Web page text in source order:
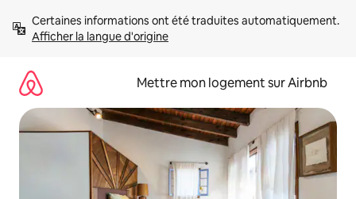
directement
Afficher la langue d'origine
Mettre mon logement sur Airbnb